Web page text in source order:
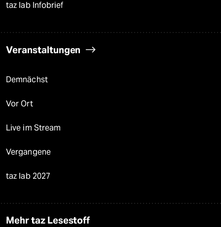
taz lab Infobrief
Veranstaltungen
Demnächst
Vor Ort
Live im Stream
Vergangene
taz lab 2027
Mehr taz Lesestoff